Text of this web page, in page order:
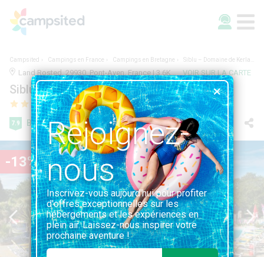
Campsited Campings en France Campings en Bretagne Siblu – Domaine de Kerlann
Land Rosted, 29930, Pont-Aven, France | 3.6KM DE PONT-AVEN VOIR SUR LA CARTE
Siblu – Domaine de Kerlann
7.9 Bien 16 avis
-13%
Rejoignez-
nous
Inscrivez-vous aujourd'hui pour profiter
d'offres exceptionnelles sur les
hébergements et les expériences en
plein air. Laissez-nous inspirer votre
prochaine aventure !